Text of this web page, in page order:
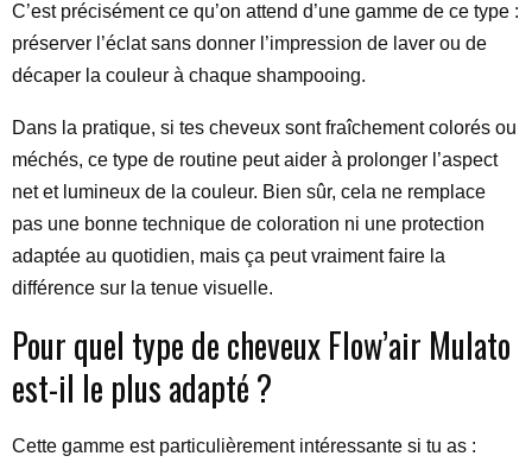
C’est précisément ce qu’on attend d’une gamme de ce type :
préserver l’éclat sans donner l’impression de laver ou de
décaper la couleur à chaque shampooing.
Dans la pratique, si tes cheveux sont fraîchement colorés ou
méchés, ce type de routine peut aider à prolonger l’aspect
net et lumineux de la couleur. Bien sûr, cela ne remplace
pas une bonne technique de coloration ni une protection
adaptée au quotidien, mais ça peut vraiment faire la
différence sur la tenue visuelle.
Pour quel type de cheveux Flow’air Mulato
est-il le plus adapté ?
Cette gamme est particulièrement intéressante si tu as :